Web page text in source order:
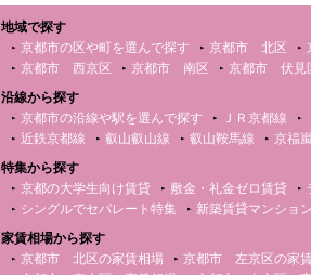
地域で探す
京都市の区や町を選んで探す
京都市 北区
京都市 西京区
京都市 南区 京都市 伏見
沿線から探す
京都市の沿線や駅を選んで探す
ＪＲ京都線
近鉄京都線
叡山叡山線 叡山鞍馬線 京福
特集から探す
京都の大学生向け賃貸
敷金・礼金ゼロ賃貸
シングルでセパレート特集
新築賃貸マンション
家賃相場から探す
京都市 北区の家賃相場
京都市 左京区の家